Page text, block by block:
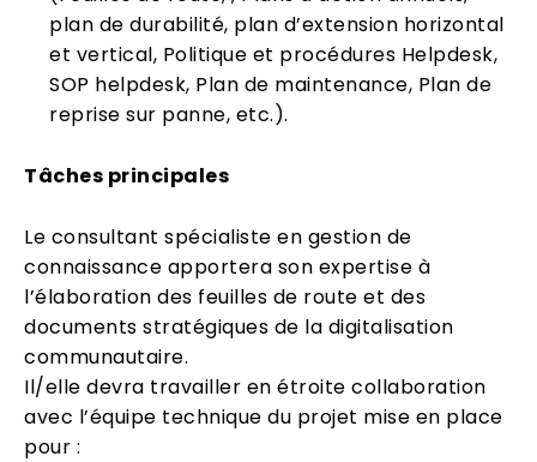
plan de durabilité, plan d’extension horizontal
et vertical, Politique et procédures Helpdesk,
SOP helpdesk, Plan de maintenance, Plan de
reprise sur panne, etc.).
Tâches principales
Le consultant spécialiste en gestion de
connaissance apportera son expertise à
l’élaboration des feuilles de route et des
documents stratégiques de la digitalisation
communautaire.
Il/elle devra travailler en étroite collaboration
avec l’équipe technique du projet mise en place
pour :